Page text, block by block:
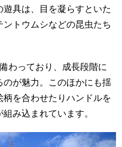
具は、目を凝らすといた
トウムシなどの昆虫たち
わっており、成長段階に
が魅力。このほかにも揺
を合わせたりハンドルを
み込まれています。